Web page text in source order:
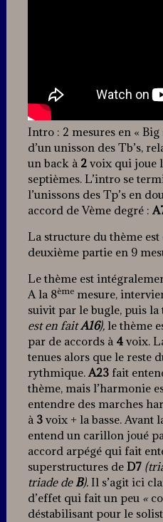
Intro : 2 mesures en « Big
d’un unisson des Tb’s,
un back à 2 voix qui joue
septièmes. L’intro se
l’unissons des Tp’s en
accord de Vème degré :
La structure du thème est
deuxième partie en 9
Le thème est
A la 8èmemesure,
suivit par le bugle, puis
est en faitA16),le thème
par de accords à 4voix.
tenues alors que le reste
rythmique.A23 fait
thème, mais l’harmonie
entendre des marches
à3voix + la basse. Avant
entend un carillon joué
accord arpégé qui fait
superstructures deD7
triade deB). Il s’agit ici
d’effet qui fait un peu«
déstabilisant pour le